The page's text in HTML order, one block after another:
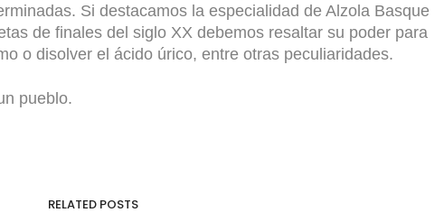
Si destacamos la especialidad de Alzola Basque
de finales del siglo XX debemos resaltar su poder para
o disolver el ácido úrico, entre otras peculiaridades.
pueblo.
RELATED POSTS